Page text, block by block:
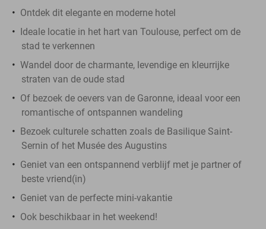
Ontdek dit elegante en moderne hotel
Ideale locatie in het hart van Toulouse, perfect om de
stad te verkennen
Wandel door de charmante, levendige en kleurrijke
straten van de oude stad
Of bezoek de oevers van de Garonne, ideaal voor een
romantische of ontspannen wandeling
Bezoek culturele schatten zoals de Basilique Saint-
Sernin of het Musée des Augustins
Geniet van een ontspannend verblijf met je partner of
beste vriend(in)
Geniet van de perfecte mini-vakantie
Ook beschikbaar in het weekend!